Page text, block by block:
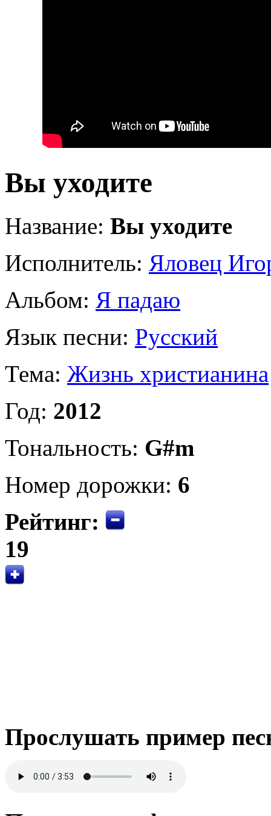
Вы уходите
Название: Вы уходите
Исполнитель: Яловец
Альбом: Я падаю
Язык песни: Русский
Тема: Жизнь христианина
Год: 2012
Тональность: G#m
Номер дорожки: 6
Рейтинг:
19
Прослушать пример